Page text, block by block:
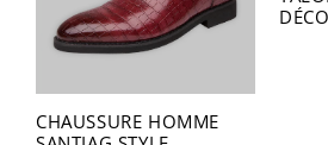
CHAUSSURE HOMME